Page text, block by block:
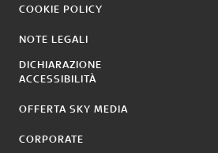
COOKIE POLICY
NOTE LEGALI
DICHIARAZIONE
ACCESSIBILITÀ
OFFERTA SKY MEDIA
CORPORATE